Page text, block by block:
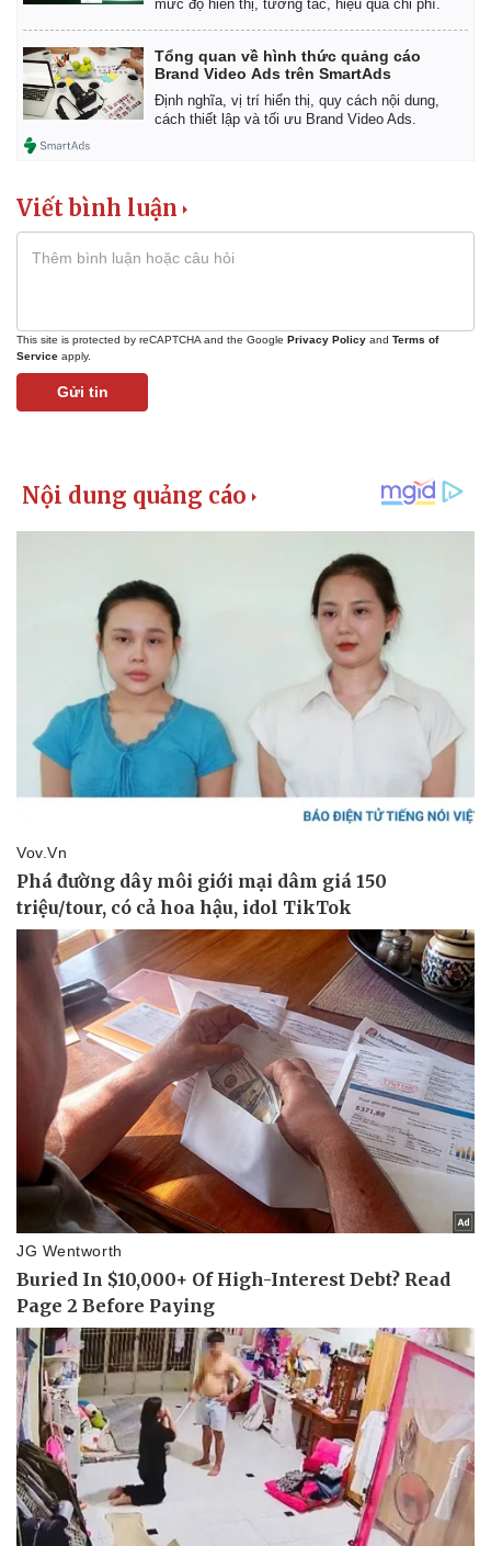
Doanh nghiệp
Doanh nghiệp 24h
Vì cộng đồng
Công nghệ
mức độ hiển thị, tương tác, hiệu quả chi phí.
Tổng quan về hình thức quảng cáo
Brand Video Ads trên SmartAds
Định nghĩa, vị trí hiển thị, quy cách nội dung,
cách thiết lập và tối ưu Brand Video Ads.
Viết bình luận
This site is protected by reCAPTCHA and the Google Privacy Policy and Terms of
Service apply.
Gửi tin